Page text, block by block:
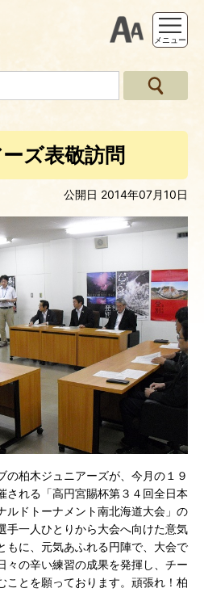
支援ツー
メニュー
ズ表敬訪問
公開日 2014年07月10日
の柏木ジュニアーズが、今月の１９
される「高円宮賜杯第３４回全日本
ルドトーナメント南北海道大会」の
手一人ひとりから大会へ向けた意気
もに、元気あふれる円陣で、大会で
々の辛い練習の成果を発揮し、チー
ことを願っております。頑張れ！柏